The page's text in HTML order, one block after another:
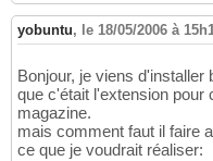
yobuntu, le 18/05/2006 à
Bonjour, je viens
que c'était l'extension pour
magazine.
mais comment faut il faire
ce que je voudrait réaliser: